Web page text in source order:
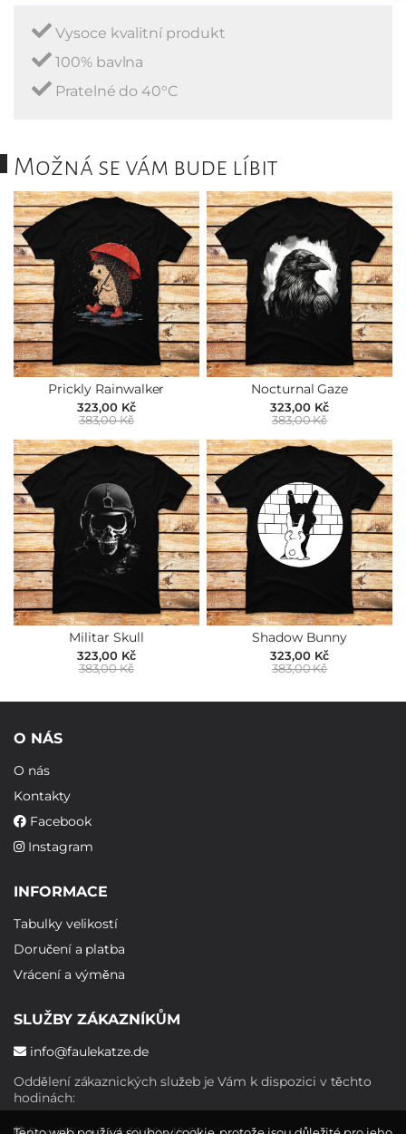
Vysoce kvalitní produkt
100% bavlna
Pratelné do 40°C
Možná se vám bude líbit
Prickly Rainwalker
323,00 Kč
383,00 Kč
Nocturnal Gaze
323,00 Kč
383,00 Kč
Militar Skull
323,00 Kč
383,00 Kč
Shadow Bunny
323,00 Kč
383,00 Kč
O NÁS
O nás
Kontakty
Facebook
Instagram
INFORMACE
Tabulky velikostí
Doručení a platba
Vrácení a výměna
SLUŽBY ZÁKAZNÍKŮM
info@faulekatze.de
Oddělení zákaznických služeb je Vám k dispozici v těchto
hodinách: